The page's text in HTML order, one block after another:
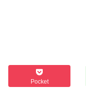
Pocket